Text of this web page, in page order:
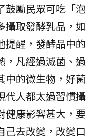
鼓勵民眾可吃「
攝取發酵乳品，
提醒，發酵品中
，凡經過滅菌、
中的微生物，好
代人都太過習慣
健康影響甚大，
己去改變，改變